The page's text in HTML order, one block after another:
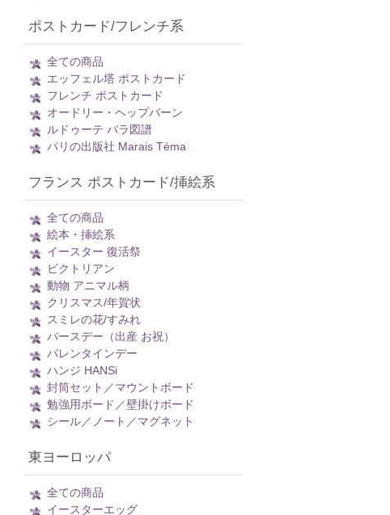
ポストカード/フレンチ系
全ての商品
エッフェル塔 ポストカード
フレンチ ポストカード
オードリー・ヘップバーン
ルドゥーテ バラ図譜
パリの出版社 Marais Téma
フランス ポストカード/挿絵系
全ての商品
絵本・挿絵系
イースター 復活祭
ビクトリアン
動物 アニマル柄
クリスマス/年賀状
スミレの花/すみれ
バースデー（出産 お祝）
バレンタインデー
ハンジ HANSi
封筒セット／マウントボード
勉強用ボード／壁掛けボード
シール／ノート／マグネット
東ヨーロッパ
全ての商品
イースターエッグ